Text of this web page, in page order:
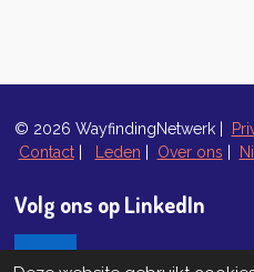
© 2026 WayfindingNetwerk |
Contact| Leden | Over ons |
Volg ons op LinkedIn